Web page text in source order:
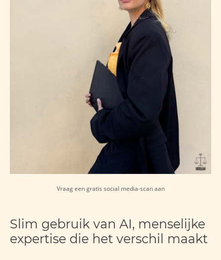
Vraag een gratis social media-scan aan
Slim gebruik van AI, menselijke
expertise die het verschil maakt